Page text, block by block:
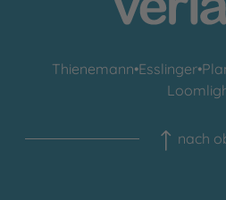
Thienemann•Esslinger•
nach